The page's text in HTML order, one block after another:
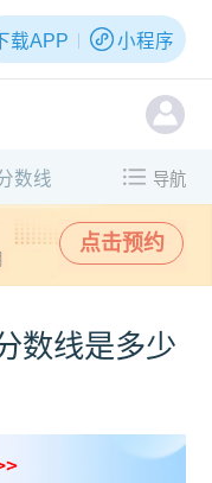
载APP 小程序
数线 导航
点击预约
数线是多少